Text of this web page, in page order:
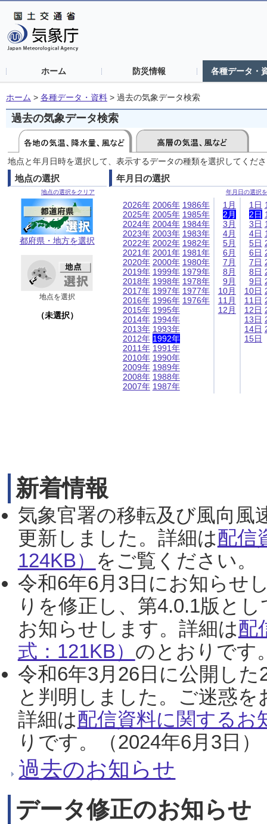
ホーム 防災情報 各種データ・
ホーム > 各種データ・資料 > 過去の気象データ検索
過去の気象データ検索
地点と年月日時を選択して、表示するデータの種類を選択してくだ
地点の選択
地点の選択をクリア
都府県・地方を選択
地点を選択
（未選択）
年月日の選択
年月日の選択
2026年
2025年
2024年
2023年
2022年
2021年
2020年
2019年
2018年
2017年
2016年
2015年
2014年
2013年
2012年
2011年
2010年
2009年
2008年
2007年
2006年
2005年
2004年
2003年
2002年
2001年
2000年
1999年
1998年
1997年
1996年
1995年
1994年
1993年
1992年
1991年
1990年
1989年
1988年
1987年
1986年
1985年
1984年
1983年
1982年
1981年
1980年
1979年
1978年
1977年
1976年
1月
2月
3月
4月
5月
6月
7月
8月
9月
10月
11月
12月
1日
2日
3日
4日
5日
6日
7日
8日
9日
10日
11日
12日
13日
14日
15日
新着情報
気象官署の移転及び風向風
更新しました。詳細は配信
124KB） をご覧ください。
令和6年6月3日にお知らせ
りを修正し、第4.0.1版と
お知らせします。詳細は配
式：121KB） のとおりです
令和6年3月26日に公開し
と判明しました。ご迷惑
詳細は配信資料に関するお
りです。（2024年6月3日）
過去のお知らせ
データ修正のお知らせ